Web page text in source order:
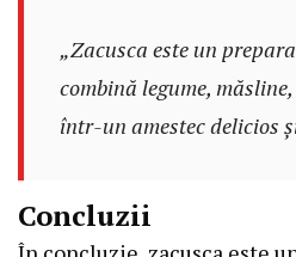
„Zacusca este un
combină legume,
într-un amestec delicios
Concluzii